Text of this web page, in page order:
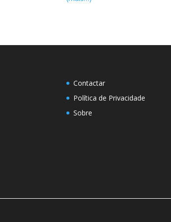
Contactar
Política de Privacidade
Sobre